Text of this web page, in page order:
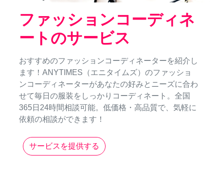
ファッションコーディネ
ートのサービス
おすすめのファッションコーディネーターを紹介し
ます！ANYTIMES（エニタイムズ）のファッショ
ンコーディネーターがあなたの好みとニーズに合わ
せて毎日の服装をしっかりコーディネート。全国
365日24時間相談可能。低価格・高品質で、気軽に
依頼の相談ができます！
サービスを提供する